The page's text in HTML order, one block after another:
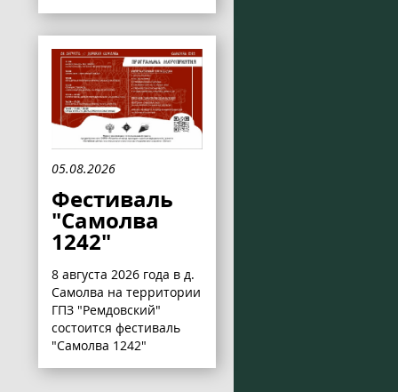
05.08.2026
Фестиваль
"Самолва
1242"
8 августа 2026 года в д.
Самолва на территории
ГПЗ "Ремдовский"
состоится фестиваль
"Самолва 1242"